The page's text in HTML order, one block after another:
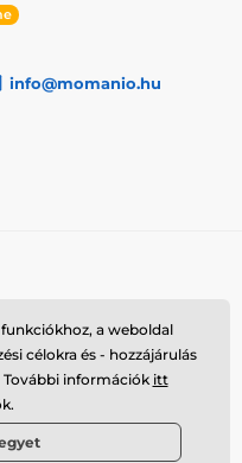
info@momanio.hu
a weboldal
célokra és - hozzájárulás
További információk itt